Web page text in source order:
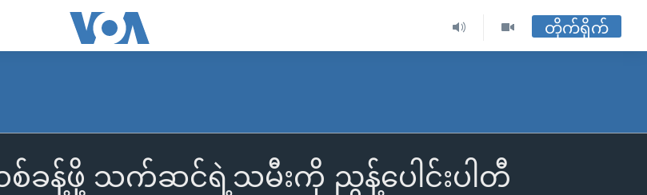
တိုက်ရိုက်
စ်ခန့်ဖို့ သက်ဆင်ရဲ့သမီးကို ညွန့်ပေါင်းပါတီ